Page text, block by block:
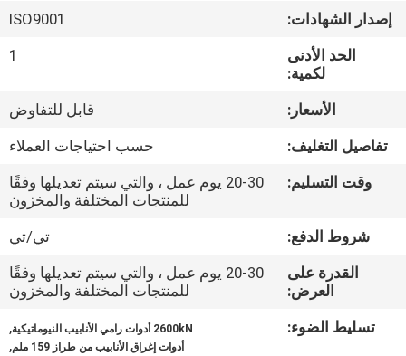
معلومات
في
المصنع
مراقبة
الجودة
اتصل
إصدار الشهادات:
ISO9001
الحد الأدنى
لكمية:
1
الأسعار:
قابل للتفاوض
تفاصيل التغليف:
حسب احتياجات العملاء
وقت التسليم:
20-30 يوم عمل ، والتي سيتم تعديلها وفقًا
للمنتجات المختلفة والمخزون
شروط الدفع:
تي/تي
القدرة على
العرض:
20-30 يوم عمل ، والتي سيتم تعديلها وفقًا
للمنتجات المختلفة والمخزون
تسليط الضوء:
2600kN أدوات رامي الأنابيب النيوماتيكية ,
أدوات إغراق الأنابيب من طراز 159 ملم ,